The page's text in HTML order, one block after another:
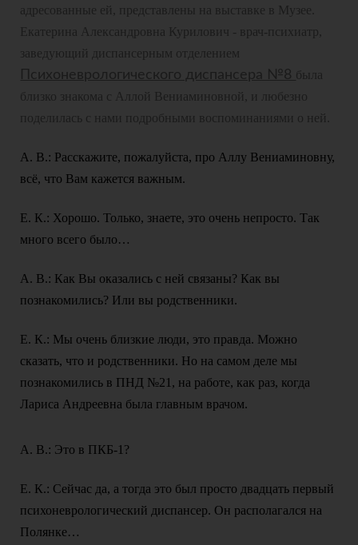
адресованные ей, представлены на выставке в Музее.
Екатерина Александровна Курилович - врач-психиатр,
заведующий диспансерным отделением
Психоневрологического диспансера №8 была
близко знакома с Аллой Вениаминовной, и любезно
поделилась с нами подробными воспоминаниями о ней.
А. В.: Расскажите, пожалуйста, про Аллу Вениаминовну,
всё, что Вам кажется важным.
Е. К.: Хорошо. Только, знаете, это очень непросто. Так
много всего было…
А. В.: Как Вы оказались с ней связаны? Как вы
познакомились? Или вы родственники.
Е. К.: Мы очень близкие люди, это правда. Можно
сказать, что и родственники. Но на самом деле мы
познакомились в ПНД №21, на работе, как раз, когда
Лариса Андреевна была главным врачом.
А. В.: Это в ПКБ-1?
Е. К.: Сейчас да, а тогда это был просто двадцать первый
психоневрологический диспансер. Он располагался на
Полянке…